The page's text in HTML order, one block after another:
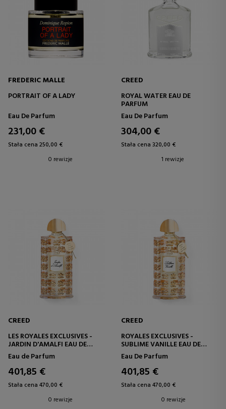
FREDERIC MALLE
PORTRAIT OF A LADY
Eau De Parfum
231,00 €
Stała cena 250,00 €
0 rewizje
CREED
ROYAL WATER EAU DE
PARFUM
Eau De Parfum
304,00 €
Stała cena 320,00 €
1 rewizje
CREED
LES ROYALES EXCLUSIVES -
JARDIN D'AMALFI EAU DE
PARFUM
Eau de Parfum
401,85 €
Stała cena 470,00 €
0 rewizje
CREED
ROYALES EXCLUSIVES -
SUBLIME VANILLE EAU DE
PARFUM
Eau De Parfum
401,85 €
Stała cena 470,00 €
0 rewizje